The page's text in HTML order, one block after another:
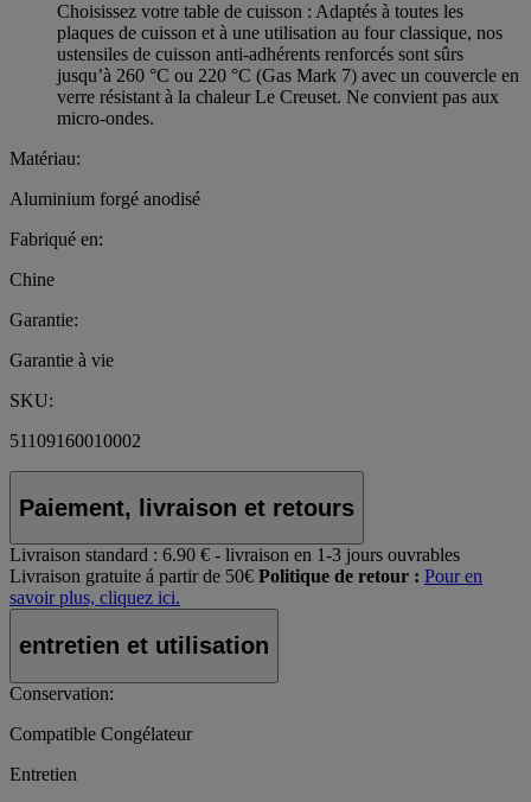
Choisissez votre table de cuisson : Adaptés à toutes les
plaques de cuisson et à une utilisation au four classique, nos
ustensiles de cuisson anti-adhérents renforcés sont sûrs
jusqu’à 260 °C ou 220 °C (Gas Mark 7) avec un couvercle en
verre résistant à la chaleur Le Creuset. Ne convient pas aux
micro-ondes.
Matériau:
Aluminium forgé anodisé
Fabriqué en:
Chine
Garantie:
Garantie à vie
SKU:
51109160010002
Paiement, livraison et retours
Livraison standard : 6.90 € - livraison en 1-3 jours ouvrables
Livraison gratuite á partir de 50€ Politique de retour : Pour en
savoir plus, cliquez ici.
entretien et utilisation
Conservation:
Compatible Congélateur
Entretien